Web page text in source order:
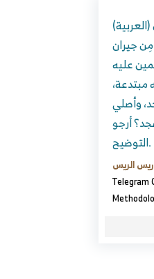
(العربية) أنا من العراق، وقد ابتُلِينا ببعض
جيران
عليه
مبتدعة،
وأصلي
أرجو
التوضيح.
ريس الريس
Telegram